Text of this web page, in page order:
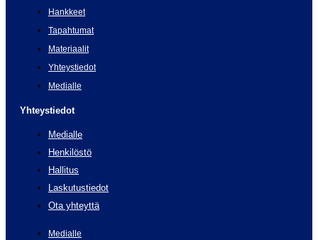
Hankkeet
Tapahtumat
Materiaalit
Yhteystiedot
Medialle
Yhteystiedot
Medialle
Henkilöstö
Hallitus
Laskutustiedot
Ota yhteyttä
Medialle